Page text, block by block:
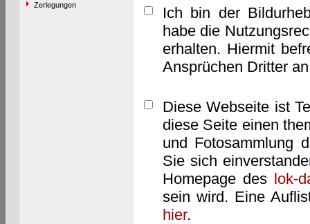
Zerlegungen
Ich bin der
habe die
erhalten. Hiermit
Ansprüchen Dritter
Diese Webseite ist
diese Seite einen
und Fotosammlung
Sie sich
Homepage des lok-
sein wird. Eine
hier.